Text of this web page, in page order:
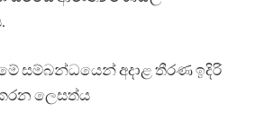
සම්බන්ධයෙන් අදාළ තීරණ ඉදිරි
ලෙසත්ය